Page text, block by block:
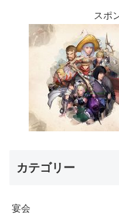
スポ
カテゴリー
宴会